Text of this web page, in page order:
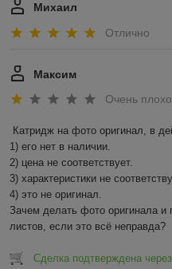
Михаил
Отлично
Максим
Очень плохо
Катридж на фото оригинал, в
1) его нет в наличии.
2) цена не соответствует.
3) характеристики не
4) это не оригинал.
Зачем делать фото оригинала и
листов, если это всё неправда?
Сделка подтверждена